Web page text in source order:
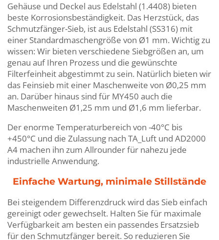
Gehäuse und Deckel aus Edelstahl (1.4408) bieten
beste Korrosionsbeständigkeit. Das Herzstück, das
Schmutzfänger-Sieb, ist aus Edelstahl (SS316) mit
einer Standardmaschengröße von Ø1 mm. Wichtig zu
wissen: Wir bieten verschiedene Siebgrößen an, um
genau auf Ihren Prozess und die gewünschte
Filterfeinheit abgestimmt zu sein. Natürlich bieten wir
das Feinsieb mit einer Maschenweite von Ø0,25 mm
an. Darüber hinaus sind für MY450 auch die
Maschenweiten Ø1,25 mm und Ø1,6 mm lieferbar.
Der enorme Temperaturbereich von -40°C bis
+450°C und die Zulassung nach TA_Luft und AD2000
A4 machen ihn zum Allrounder für nahezu jede
industrielle Anwendung.
Einfache Wartung, minimale Stillstände
Bei steigendem Differenzdruck wird das Sieb einfach
gereinigt oder gewechselt. Halten Sie für maximale
Verfügbarkeit am besten ein passendes Ersatzsieb
für den Schmutzfänger bereit. So reduzieren Sie